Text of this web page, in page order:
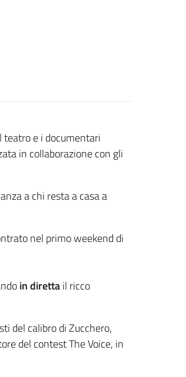
teatro e i documentari
in collaborazione con gli
a chi resta a casa a
nel primo weekend di
in direttail ricco
del calibro di Zucchero,
del contest The Voice, in